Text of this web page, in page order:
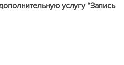
услугу “Запись